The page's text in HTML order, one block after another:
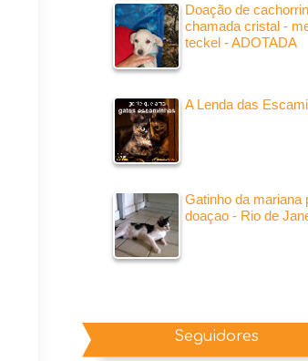
Doação de
chamada cristal -
teckel - ADOTADA
A Lenda das
Gatinho da mariana
doaçao - Rio de
Seguidores